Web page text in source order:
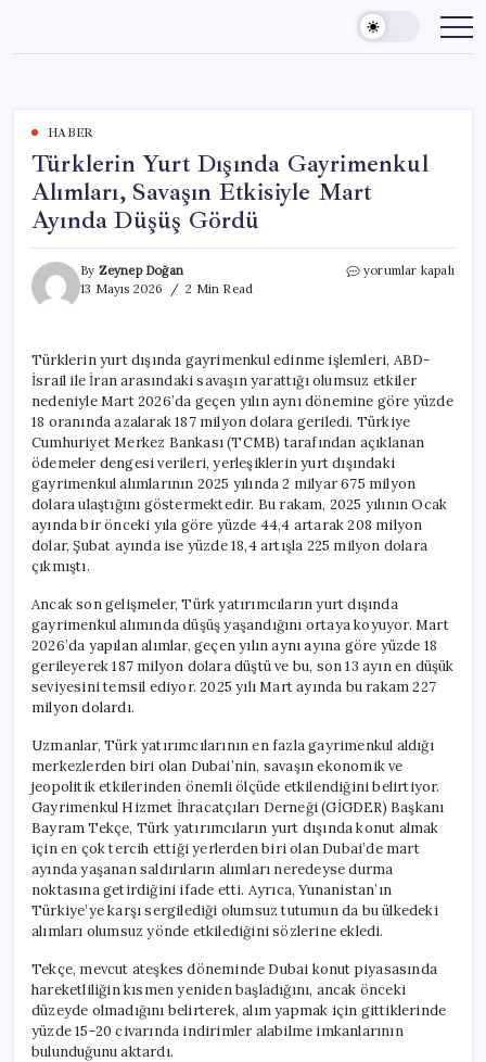
content
HABER
Türklerin Yurt Dışında Gayrimenkul
Alımları, Savaşın Etkisiyle Mart
Ayında Düşüş Gördü
By Zeynep Doğan
13 Mayıs 2026
2 Min Read
Türklerin
Savaşın
Etkisiyle
Mart
Ayında
Düşüş
Gördü
için
yorumlar kapalı
Türklerin yurt dışında gayrimenkul edinme işlemleri, ABD-
İsrail ile İran arasındaki savaşın yarattığı olumsuz etkiler
nedeniyle Mart 2026’da geçen yılın aynı dönemine göre yüzde
18 oranında azalarak 187 milyon dolara geriledi. Türkiye
Cumhuriyet Merkez Bankası (TCMB) tarafından açıklanan
ödemeler dengesi verileri, yerleşiklerin yurt dışındaki
gayrimenkul alımlarının 2025 yılında 2 milyar 675 milyon
dolara ulaştığını göstermektedir. Bu rakam, 2025 yılının Ocak
ayında bir önceki yıla göre yüzde 44,4 artarak 208 milyon
dolar, Şubat ayında ise yüzde 18,4 artışla 225 milyon dolara
çıkmıştı.
Ancak son gelişmeler, Türk yatırımcıların yurt dışında
gayrimenkul alımında düşüş yaşandığını ortaya koyuyor. Mart
2026’da yapılan alımlar, geçen yılın aynı ayına göre yüzde 18
gerileyerek 187 milyon dolara düştü ve bu, son 13 ayın en düşük
seviyesini temsil ediyor. 2025 yılı Mart ayında bu rakam 227
milyon dolardı.
Uzmanlar, Türk yatırımcılarının en fazla gayrimenkul aldığı
merkezlerden biri olan Dubai’nin, savaşın ekonomik ve
jeopolitik etkilerinden önemli ölçüde etkilendiğini belirtiyor.
Gayrimenkul Hizmet İhracatçıları Derneği (GİGDER) Başkanı
Bayram Tekçe, Türk yatırımcıların yurt dışında konut almak
için en çok tercih ettiği yerlerden biri olan Dubai’de mart
ayında yaşanan saldırıların alımları neredeyse durma
noktasına getirdiğini ifade etti. Ayrıca, Yunanistan’ın
Türkiye’ye karşı sergilediği olumsuz tutumun da bu ülkedeki
alımları olumsuz yönde etkilediğini sözlerine ekledi.
Tekçe, mevcut ateşkes döneminde Dubai konut piyasasında
hareketliliğin kısmen yeniden başladığını, ancak önceki
düzeyde olmadığını belirterek, alım yapmak için gittiklerinde
yüzde 15-20 civarında indirimler alabilme imkanlarının
bulunduğunu aktardı.